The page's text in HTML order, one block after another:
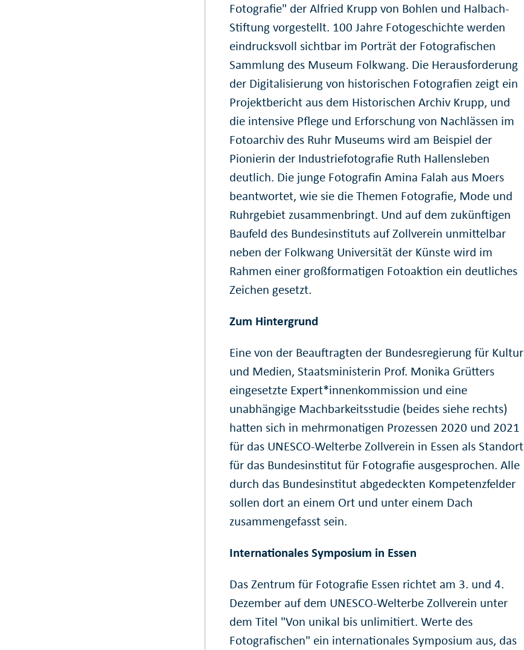
Fotografie" der Alfried Krupp von Bohlen und Halbach-
Stiftung vorgestellt. 100 Jahre Fotogeschichte werden
eindrucksvoll sichtbar im Porträt der Fotografischen
Sammlung des Museum Folkwang. Die Herausforderung
der Digitalisierung von historischen Fotografien zeigt ein
Projektbericht aus dem Historischen Archiv Krupp, und
die intensive Pflege und Erforschung von Nachlässen im
Fotoarchiv des Ruhr Museums wird am Beispiel der
Pionierin der Industriefotografie Ruth Hallensleben
deutlich. Die junge Fotografin Amina Falah aus Moers
beantwortet, wie sie die Themen Fotografie, Mode und
Ruhrgebiet zusammenbringt. Und auf dem zukünftigen
Baufeld des Bundesinstituts auf Zollverein unmittelbar
neben der Folkwang Universität der Künste wird im
Rahmen einer großformatigen Fotoaktion ein deutliches
Zeichen gesetzt.
Zum Hintergrund
Eine von der Beauftragten der Bundesregierung für Kultur
und Medien, Staatsministerin Prof. Monika Grütters
eingesetzte Expert*innenkommission und eine
unabhängige Machbarkeitsstudie (beides siehe rechts)
hatten sich in mehrmonatigen Prozessen 2020 und 2021
für das UNESCO-Welterbe Zollverein in Essen als Standort
für das Bundesinstitut für Fotografie ausgesprochen. Alle
durch das Bundesinstitut abgedeckten Kompetenzfelder
sollen dort an einem Ort und unter einem Dach
zusammengefasst sein.
Internationales Symposium in Essen
Das Zentrum für Fotografie Essen richtet am 3. und 4.
Dezember auf dem UNESCO-Welterbe Zollverein unter
dem Titel "Von unikal bis unlimitiert. Werte des
Fotografischen" ein internationales Symposium aus, das